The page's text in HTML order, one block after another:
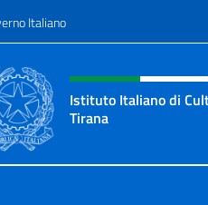
Italiano
sito,
Istituto Italiano di
Tirana